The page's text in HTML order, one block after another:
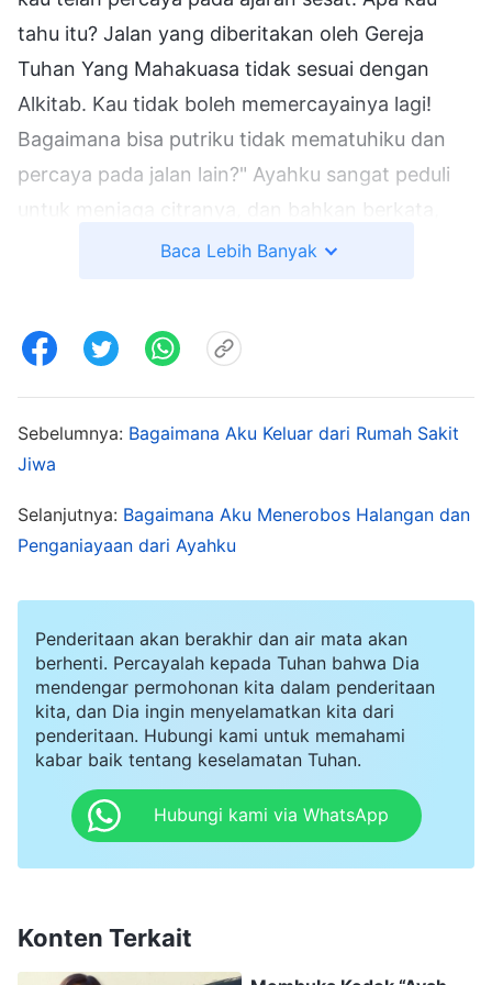
tahu itu? Jalan yang diberitakan oleh Gereja
Tuhan Yang Mahakuasa tidak sesuai dengan
Alkitab. Kau tidak boleh memercayainya lagi!
Bagaimana bisa putriku tidak mematuhiku dan
percaya pada jalan lain?" Ayahku sangat peduli
untuk menjaga citranya, dan bahkan berkata,
"Putriku sendiri tidak mau mendengarkan
bahwa kita semua hidup dalam dosa dan sering
menginginkannya. Ini karena natur dosa di dalam
Tuhan Yang Mahakuasa mengungkapkan
kebenaran dan melakukan pekerjaan
penghakiman, tepatnya untuk menyelesaikan
natur dosa kita, untuk menyucikan dan
menyelamatkan kita dari dosa." Setelah
mendengar ini, ayahku berkata dengan sangat
marah, "Tidak mungkin Tuhan melakukan
pekerjaan baru! Meskipun kita belum disucikan,
jika kitaberdoa dan mengaku dosa kepada
Tuhan, Dia akan mengampuni kita. Sama sekali
"Banyak nubuat dalam kitab suci menyebutkan
Baca Lebih Banyak
Sebelumnya: Bagaimana Aku Keluar dari Rumah Sakit
Jiwa
Selanjutnya: Bagaimana Aku Menerobos Halangan dan
Penganiayaan dari Ayahku
Penderitaan akan berakhir dan air mata akan
berhenti. Percayalah kepada Tuhan bahwa Dia
mendengar permohonan kita dalam penderitaan
kita, dan Dia ingin menyelamatkan kita dari
penderitaan. Hubungi kami untuk memahami
kabar baik tentang keselamatan Tuhan.
Hubungi kami via WhatsApp
Konten Terkait